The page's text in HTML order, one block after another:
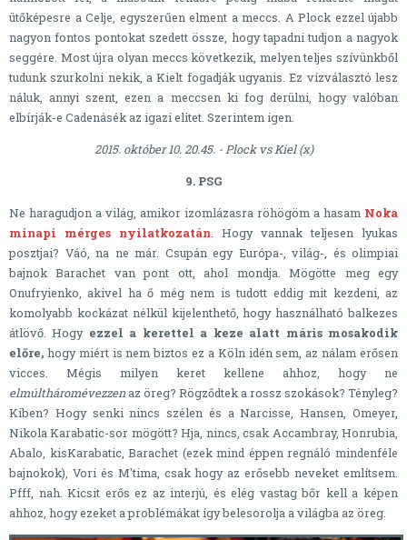
ütőképesre a Celje, egyszerűen elment a meccs. A Plock ezzel újabb
nagyon fontos pontokat szedett össze, hogy tapadni tudjon a nagyok
seggére. Most újra olyan meccs következik, melyen teljes szívünkből
tudunk szurkolni nekik, a Kielt fogadják ugyanis. Ez vízválasztó lesz
náluk, annyi szent, ezen a meccsen ki fog derülni, hogy valóban
elbírják-e Cadenásék az igazi elitet. Szerintem igen.
2015. október 10. 20.45. - Plock vs Kiel (x)
9. PSG
Ne haragudjon a világ, amikor izomlázasra röhögöm a hasam Noka
minapi mérges nyilatkozatán . Hogy vannak teljesen lyukas
posztjai? Váó, na ne már. Csupán egy Európa-, világ-, és olimpiai
bajnok Barachet van pont ott, ahol mondja. Mögötte meg egy
Onufryienko, akivel ha ő még nem is tudott eddig mit kezdeni, az
komolyabb kockázat nélkül kijelenthető, hogy használható balkezes
átlövő. Hogy ezzel a kerettel a keze alatt máris mosakodik
előre, hogy miért is nem biztos ez a Köln idén sem, az nálam erősen
vicces. Mégis milyen keret kellene ahhoz, hogy ne
elmúltháromévezzen az öreg? Rögződtek a rossz szokások? Tényleg?
Kiben? Hogy senki nincs szélen és a Narcisse, Hansen, Omeyer,
Nikola Karabatic-sor mögött? Hja, nincs, csak Accambray, Honrubia,
Abalo, kisKarabatic, Barachet (ezek mind éppen regnáló mindenféle
bajnokok), Vori és M'tima, csak hogy az erősebb neveket említsem.
Pfff, nah. Kicsit erős ez az interjú, és elég vastag bőr kell a képen
ahhoz, hogy ezeket a problémákat így belesorolja a világba az öreg.